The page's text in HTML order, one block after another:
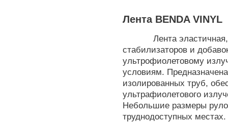
Лента BENDA VINYL
Лента
стабилизаторов и
ультрофиолетовому
условиям.
изолированных труб,
ультрафиолетового
Небольшие размеры
труднодоступных местах.